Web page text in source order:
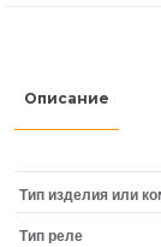
Описание
Тип изделия или
Тип реле